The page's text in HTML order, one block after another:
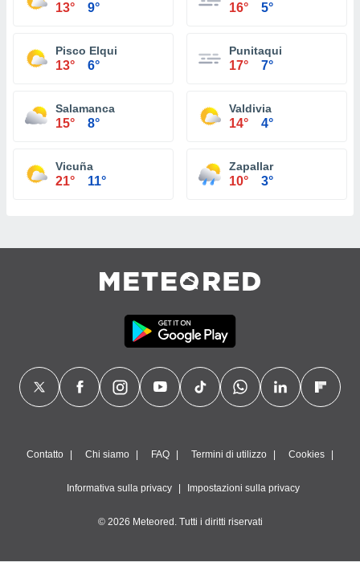
13° 9° 16° 5°
Pisco Elqui
13° 6°
Punitaqui
17° 7°
Salamanca
15° 8°
Valdivia
14° 4°
Vicuña
21° 11°
Zapallar
10° 3°
Contatto Chi siamo FAQ Termini di utilizzo Cookies
Informativa sulla privacy Impostazioni sulla privacy
© 2026 Meteored. Tutti i diritti riservati